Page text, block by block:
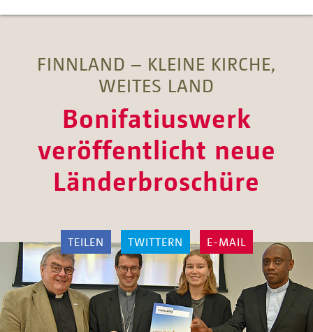
FINNLAND – KLEINE KIRCHE,
WEITES LAND
Bonifatiuswerk
veröffentlicht neue
Länderbroschüre
TEILEN TWITTERN E-MAIL